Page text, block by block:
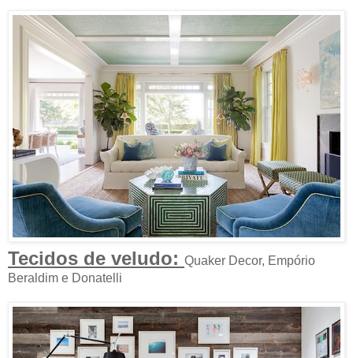
Tecidos de veludo: Quaker Decor, Empório
Beraldim e Donatelli